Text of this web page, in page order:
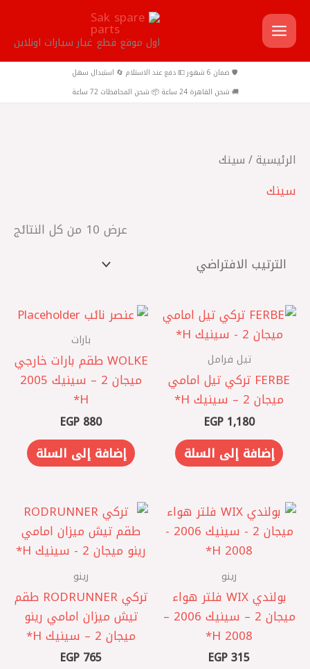
تخطي
إلى
المحتوى
اول موقع قطع غيار سيارات اونلاين
🛡️ ضمان 6 شهور 💵 دفع عند الاستلام 🔄 استبدال سهل
🚚 شحن القاهرة 24 ساعة 📦 شحن المحافظات 72 ساعة
الرئيسية/ سينك
سينك
عرض ⁦10⁩ من كل النتائج
تيل فرامل
‏FERBE تركي تيل امامي
ميجان 2 – سينيك ‏H*
EGP1,180
إضافة إلى السلة
بارات
WOLKE طقم بارات خارجي
ميجان 2 – سينيك 2005
H*
EGP 880
إضافة إلى السلة
رينو
بولندي WIX فلتر هواء
ميجان 2 – سينيك 2006 –
2008 H*
EGP315
رينو
تركي RODRUNNER طقم
تيش ميزان امامي رينو
ميجان 2 – سينيك H*
EGP 765